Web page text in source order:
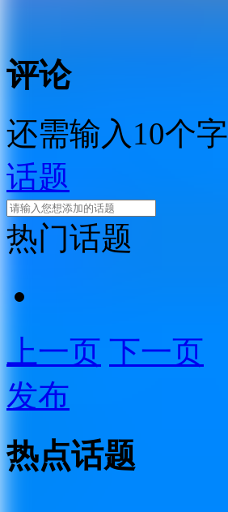
评论
还需输入10个字
话题
热门话题
上一页 下一页
发布
热点话题